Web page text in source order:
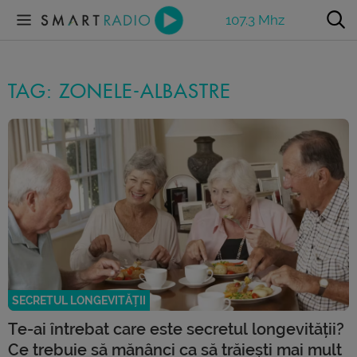
107.3 Mhz
TAG: ZONELE-ALBASTRE
SECRETUL LONGEVITĂȚII
Te-ai întrebat care este secretul longevității?
Ce trebuie să mănânci ca să trăiești mai mult